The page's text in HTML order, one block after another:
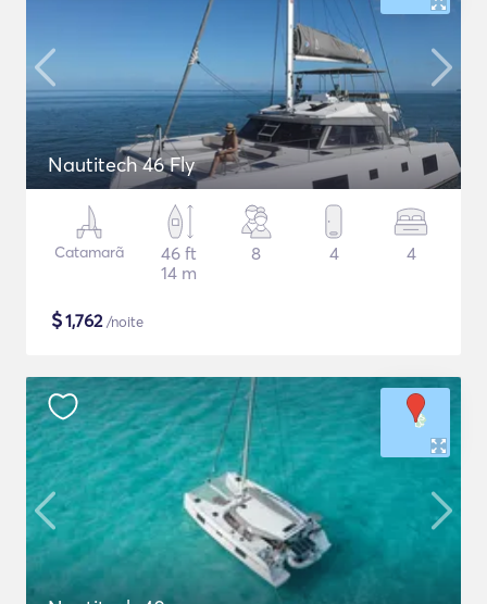
Nautitech 46 Fly
Catamarã
46 ft
14 m
8 4 4
$1,762/noite